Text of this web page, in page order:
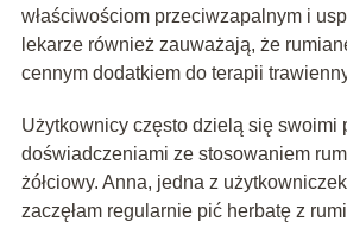
właściwościom przeciwzapalnym i
lekarze również zauważają, że
cennym dodatkiem do terapii
Użytkownicy często dzielą się swoimi
doświadczeniami ze stosowaniem
żółciowy. Anna, jedna z
zaczęłam regularnie pić herbatę z